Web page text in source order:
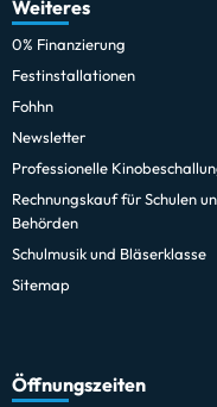
Weiteres
0% Finanzierung
Festinstallationen
Fohhn
Newsletter
Professionelle
Rechnungskauf für Schulen
Behörden
Schulmusik und Bläserklasse
Sitemap
Öffnungszeiten